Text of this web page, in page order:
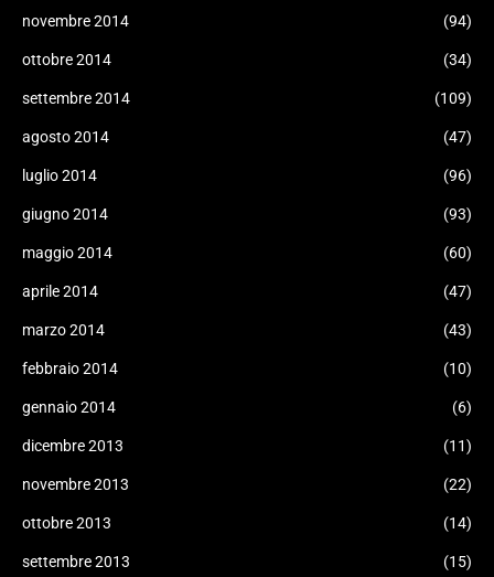
novembre 2014 (94)
ottobre 2014 (34)
settembre 2014 (109)
agosto 2014 (47)
luglio 2014 (96)
giugno 2014 (93)
maggio 2014 (60)
aprile 2014 (47)
marzo 2014 (43)
febbraio 2014 (10)
gennaio 2014 (6)
dicembre 2013 (11)
novembre 2013 (22)
ottobre 2013 (14)
settembre 2013 (15)